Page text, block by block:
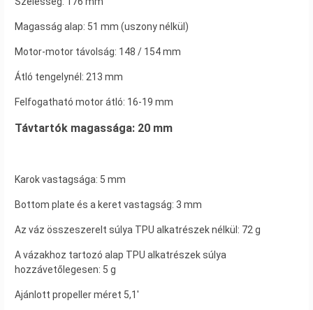
Magasság alap: 51 mm (uszony nélkül)
Motor-motor távolság: 148 / 154 mm
Átló tengelynél: 213 mm
Felfogatható motor átló: 16-19 mm
Távtartók magassága: 20 mm
Karok vastagsága: 5 mm
Bottom plate és a keret vastagság: 3 mm
Az váz összeszerelt súlya TPU alkatrészek nélkül: 72 g
A vázakhoz tartozó alap TPU alkatrészek súlya
hozzávetőlegesen: 5 g
Ajánlott propeller méret 5,1′